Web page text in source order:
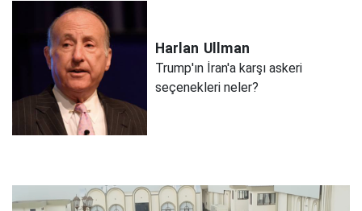
Harlan Ullman
Trump'ın İran'a karşı askeri
seçenekleri neler?